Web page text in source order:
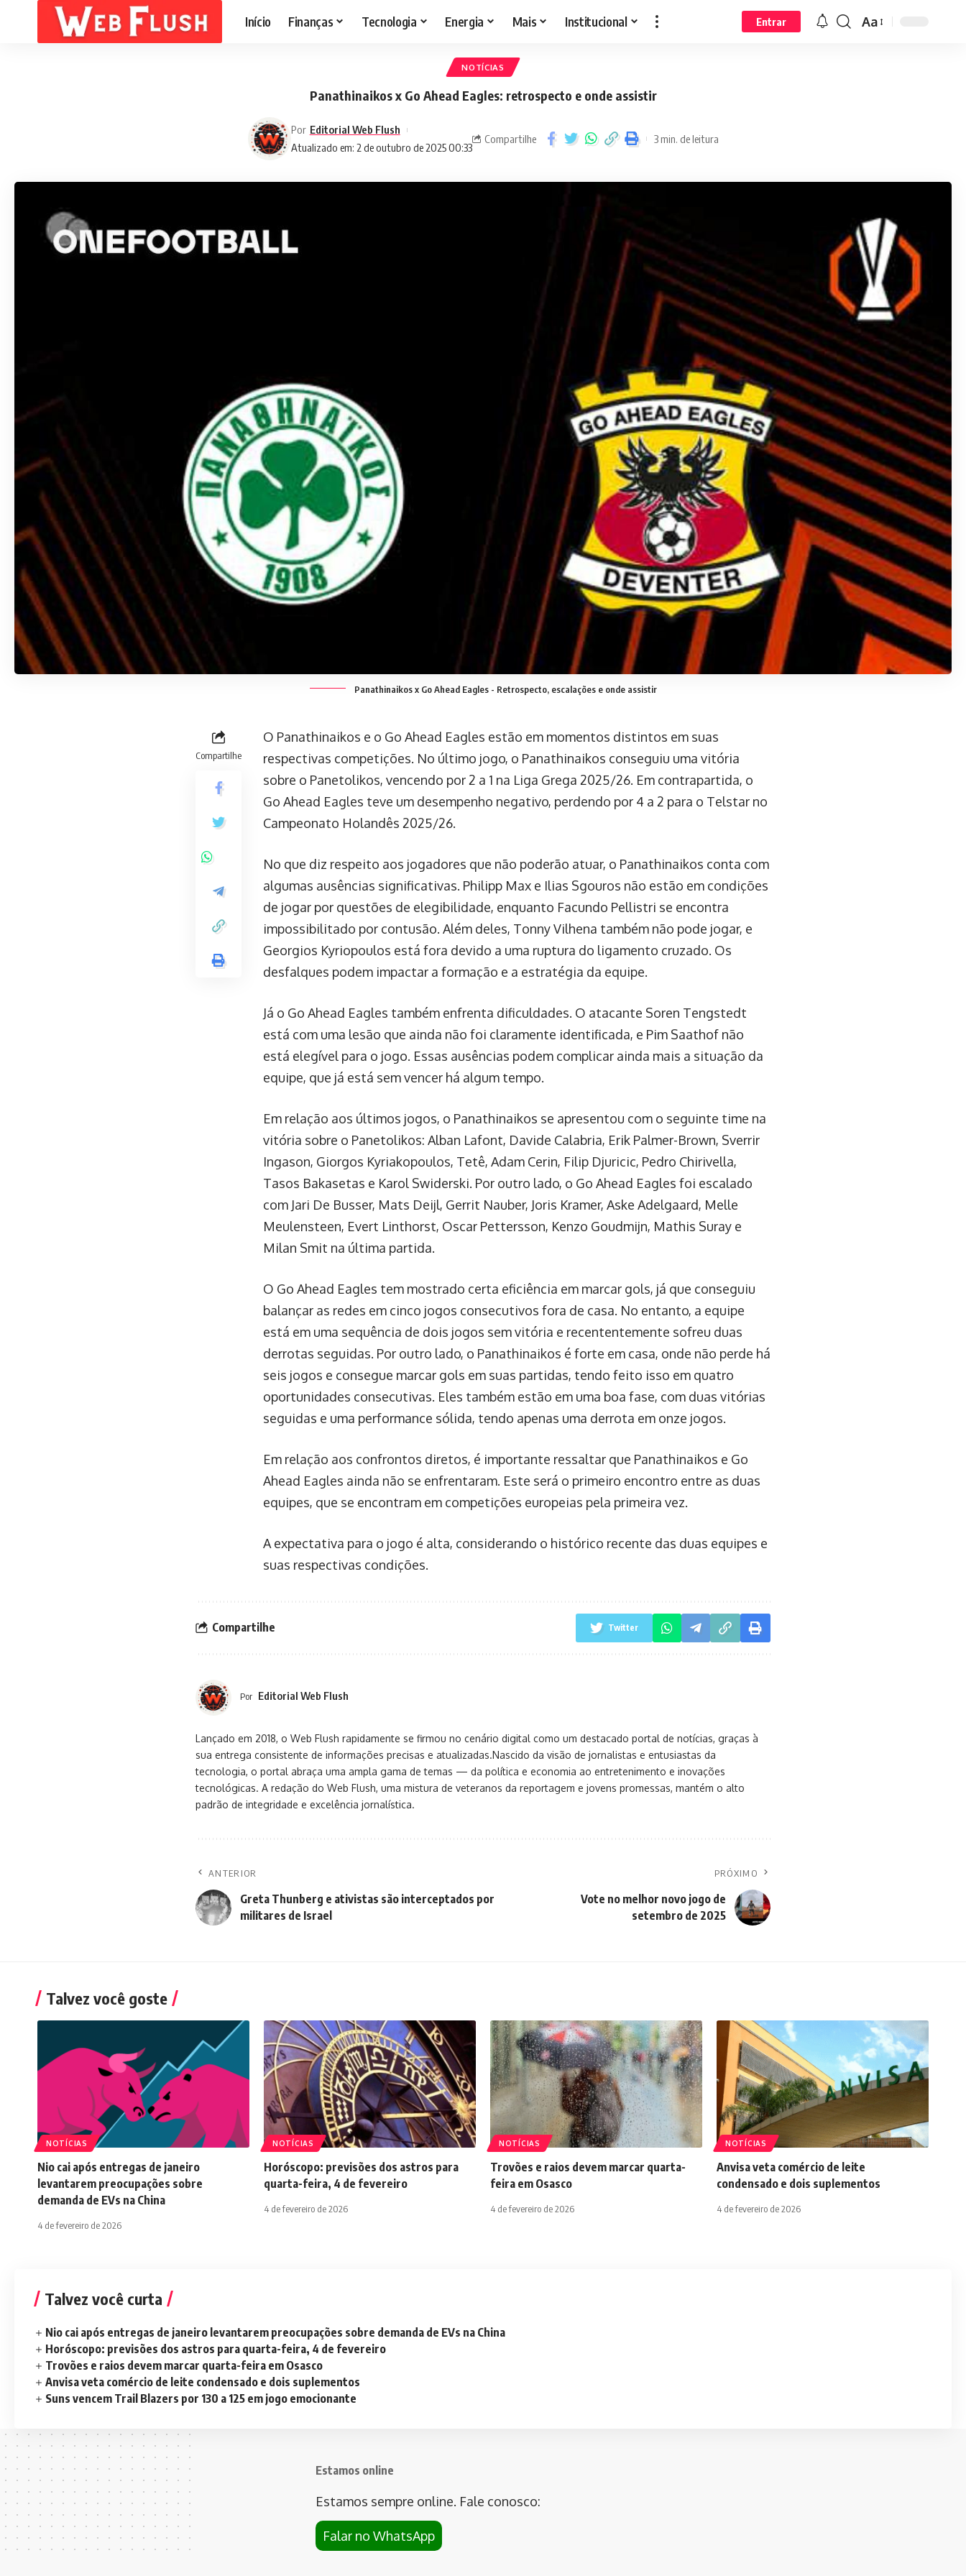
Início Finanças Tecnologia Energia Mais Institucional Entrar Aa
NOTÍCIAS
Panathinaikos x Go Ahead Eagles: retrospecto e onde assistir
Atualizado em: 2 de outubro de 2025 00:33
Por Editorial Web Flush
Compartilhe 3 min. de leitura
Panathinaikos x Go Ahead Eagles - Retrospecto, escalações e onde assistir
Compartilhe
O Panathinaikos e o Go Ahead Eagles estão em momentos distintos em suas
respectivas competições. No último jogo, o Panathinaikos conseguiu uma vitória
sobre o Panetolikos, vencendo por 2 a 1 na Liga Grega 2025/26. Em contrapartida, o
Go Ahead Eagles teve um desempenho negativo, perdendo por 4 a 2 para o Telstar no
Campeonato Holandês 2025/26.
No que diz respeito aos jogadores que não poderão atuar, o Panathinaikos conta com
algumas ausências significativas. Philipp Max e Ilias Sgouros não estão em condições
de jogar por questões de elegibilidade, enquanto Facundo Pellistri se encontra
impossibilitado por contusão. Além deles, Tonny Vilhena também não pode jogar, e
Georgios Kyriopoulos está fora devido a uma ruptura do ligamento cruzado. Os
desfalques podem impactar a formação e a estratégia da equipe.
Já o Go Ahead Eagles também enfrenta dificuldades. O atacante Soren Tengstedt
está com uma lesão que ainda não foi claramente identificada, e Pim Saathof não
está elegível para o jogo. Essas ausências podem complicar ainda mais a situação da
equipe, que já está sem vencer há algum tempo.
Em relação aos últimos jogos, o Panathinaikos se apresentou com o seguinte time na
vitória sobre o Panetolikos: Alban Lafont, Davide Calabria, Erik Palmer-Brown, Sverrir
Ingason, Giorgos Kyriakopoulos, Tetê, Adam Cerin, Filip Djuricic, Pedro Chirivella,
Tasos Bakasetas e Karol Swiderski. Por outro lado, o Go Ahead Eagles foi escalado
com Jari De Busser, Mats Deijl, Gerrit Nauber, Joris Kramer, Aske Adelgaard, Melle
Meulensteen, Evert Linthorst, Oscar Pettersson, Kenzo Goudmijn, Mathis Suray e
Milan Smit na última partida.
O Go Ahead Eagles tem mostrado certa eficiência em marcar gols, já que conseguiu
balançar as redes em cinco jogos consecutivos fora de casa. No entanto, a equipe
está em uma sequência de dois jogos sem vitória e recententemente sofreu duas
derrotas seguidas. Por outro lado, o Panathinaikos é forte em casa, onde não perde há
seis jogos e consegue marcar gols em suas partidas, tendo feito isso em quatro
oportunidades consecutivas. Eles também estão em uma boa fase, com duas vitórias
seguidas e uma performance sólida, tendo apenas uma derrota em onze jogos.
Em relação aos confrontos diretos, é importante ressaltar que Panathinaikos e Go
Ahead Eagles ainda não se enfrentaram. Este será o primeiro encontro entre as duas
equipes, que se encontram em competições europeias pela primeira vez.
A expectativa para o jogo é alta, considerando o histórico recente das duas equipes e
suas respectivas condições.
Compartilhe Twitter
Por Editorial Web Flush
Lançado em 2018, o Web Flush rapidamente se firmou no cenário digital como um destacado portal de notícias, graças à
sua entrega consistente de informações precisas e atualizadas.Nascido da visão de jornalistas e entusiastas da
tecnologia, o portal abraça uma ampla gama de temas — da política e economia ao entretenimento e inovações
tecnológicas. A redação do Web Flush, uma mistura de veteranos da reportagem e jovens promessas, mantém o alto
padrão de integridade e excelência jornalística.
ANTERIOR
Greta Thunberg e ativistas são interceptados por
militares de Israel
PRÓXIMO
Vote no melhor novo jogo de
setembro de 2025
Talvez você goste
NOTÍCIAS
Nio cai após entregas de janeiro
levantarem preocupações sobre
demanda de EVs na China
4 de fevereiro de 2026
NOTÍCIAS
Horóscopo: previsões dos astros para
quarta-feira, 4 de fevereiro
4 de fevereiro de 2026
NOTÍCIAS
Trovões e raios devem marcar quarta-
feira em Osasco
4 de fevereiro de 2026
NOTÍCIAS
Anvisa veta comércio de leite
condensado e dois suplementos
4 de fevereiro de 2026
Talvez você curta
Nio cai após entregas de janeiro levantarem preocupações sobre demanda de EVs na China
Horóscopo: previsões dos astros para quarta-feira, 4 de fevereiro
Trovões e raios devem marcar quarta-feira em Osasco
Anvisa veta comércio de leite condensado e dois suplementos
Suns vencem Trail Blazers por 130 a 125 em jogo emocionante
Estamos online
Estamos sempre online. Fale conosco:
Falar no WhatsApp